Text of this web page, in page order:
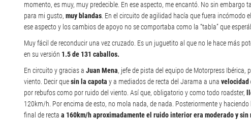
momento, es muy, muy predecible. En ese aspecto, me encantó. No sin embargo
para mi gusto, muy blandas. En el circuito de agilidad hacía que fuera incómodo
ese aspecto y los cambios de apoyo no se comportaba como la “tabla” que
Muy fácil de reconducir una vez cruzado. Es un juguetito al que no le hace más
en su versión 1.5 de 131 caballos.
En circuito y gracias a Juan Mena, jefe de pista del equipo de Motorpress
viento. Decir quesin la capota y a mediados de recta del Jarama a una velocidad
por rebufos como por ruido del viento. Así que, obligatorio y como todo roadster,
120km/h. Por encima de esto, no mola nada, de nada. Posteriormente y
final de recta a 160km/h aproximadamente el ruido interior era moderado y